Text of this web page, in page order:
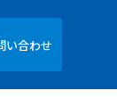
い合わせ